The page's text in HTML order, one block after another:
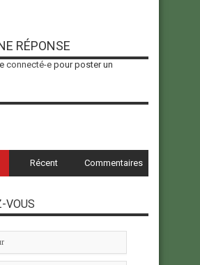
RÉPONSE
connecté-e pour poster un
Récent Commentaires
VOUS